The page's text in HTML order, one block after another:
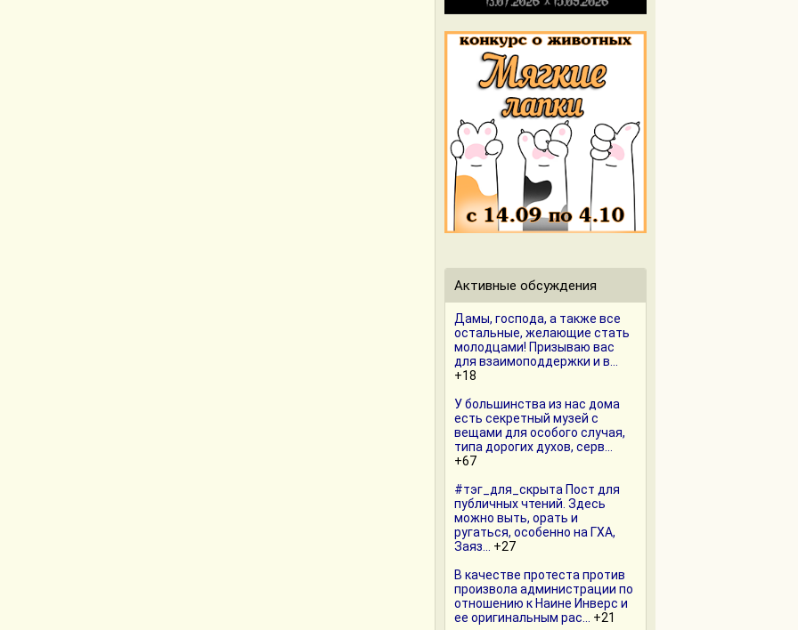
Активные обсуждения
Дамы, господа, а также все
остальные, желающие стать
молодцами! Призываю вас
для взаимоподдержки и в...
+18
У большинства из нас дома
есть секретный музей с
вещами для особого случая,
типа дорогих духов, серв...
+67
#тэг_для_скрыта Пост для
публичных чтений. Здесь
можно выть, орать и
ругаться, особенно на ГХА,
Заяз...
+27
В качестве протеста против
произвола администрации по
отношению к Наине Инверс и
ее оригинальным рас...
+21